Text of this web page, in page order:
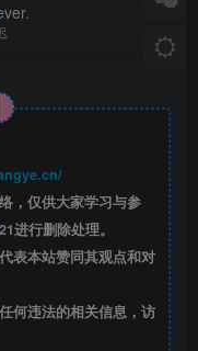
，仅供大家学习与参
进行删除处理。
表本站赞同其观点和对
何违法的相关信息，访